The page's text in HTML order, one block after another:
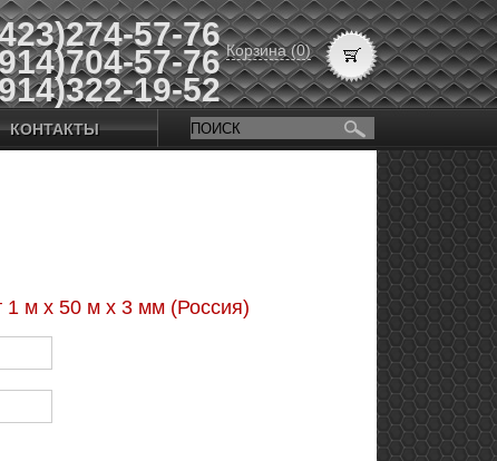
57-76
57-76
19-52
Корзина (0)
КОНТАКТЫ
1 м х 50 м х 3 мм (Россия)